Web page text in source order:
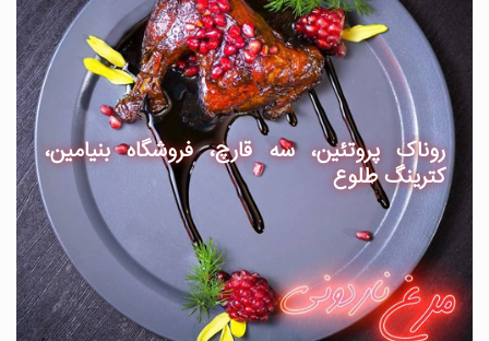
روناک پروتئین، سه قارچ، فروشگاه بنیامین،
کترینگ طلوع